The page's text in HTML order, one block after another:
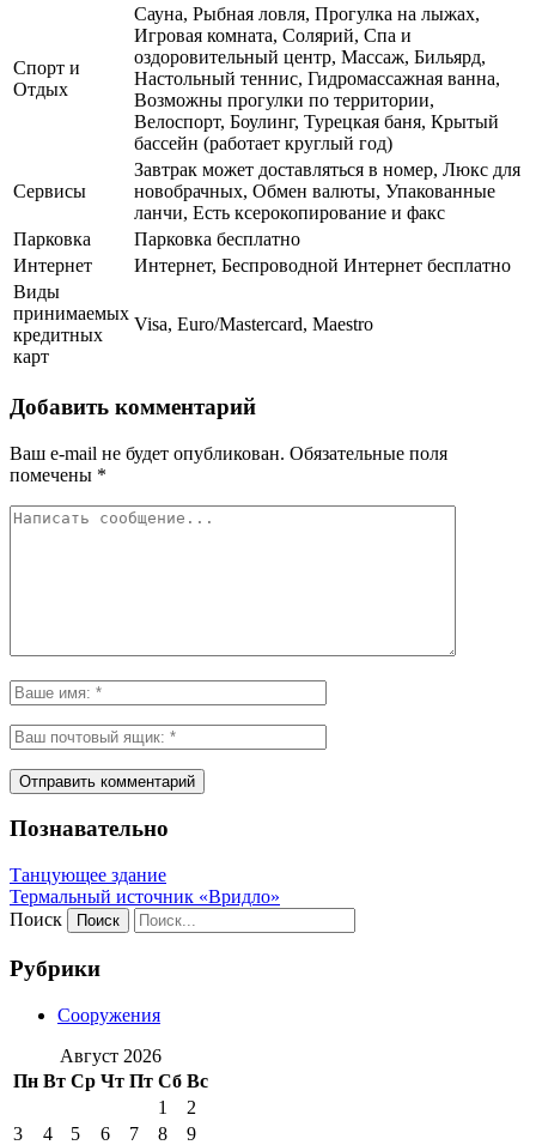
Спорт и
Отдых
Сауна, Рыбная ловля, Прогулка на лыжах,
Игровая комната, Солярий, Спа и
оздоровительный центр, Массаж, Бильярд,
Настольный теннис, Гидромассажная ванна,
Возможны прогулки по территории,
Велоспорт, Боулинг, Турецкая баня, Крытый
бассейн (работает круглый год)
Сервисы
Завтрак может доставляться в номер, Люкс для
новобрачных, Обмен валюты, Упакованные
ланчи, Есть ксерокопирование и факс
Парковка
Парковка бесплатно
Интернет
Интернет, Беспроводной Интернет бесплатно
Виды
принимаемых
кредитных
карт
Visa, Euro/Mastercard, Maestro
Добавить комментарий
Ваш e-mail не будет опубликован. Обязательные поля
помечены *
Познавательно
Танцующее здание
Термальный источник «Вридло»
Поиск
Рубрики
Сооружения
Август 2026
Пн Вт Ср Чт Пт Сб Вс
1
2
3
4 5 6 7 8
9